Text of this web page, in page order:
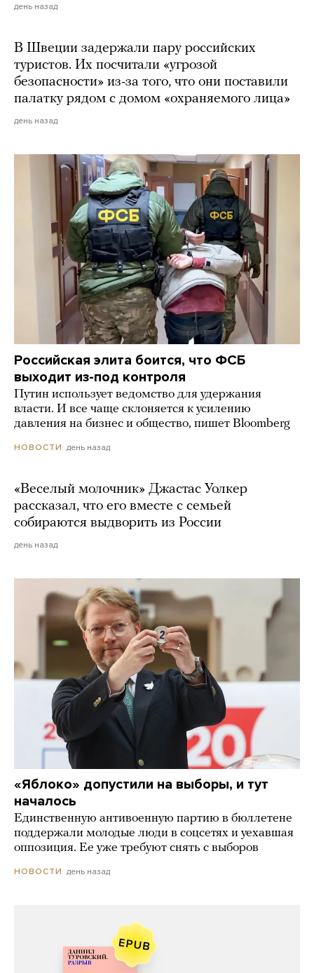
день назад
В Швеции задержали пару российских
туристов. Их посчитали «угрозой
безопасности» из-за того, что они поставили
палатку рядом с домом «охраняемого лица»
день назад
Российская элита боится, что ФСБ
выходит из-под контроля
Путин использует ведомство для удержания
власти. И все чаще склоняется к усилению
давления на бизнес и общество, пишет Bloomberg
НОВОСТИ день назад
«Веселый молочник» Джастас Уолкер
рассказал, что его вместе с семьей
собираются выдворить из России
день назад
«Яблоко» допустили на выборы, и тут
началось
Единственную антивоенную партию в бюллетене
поддержали молодые люди в соцсетях и уехавшая
оппозиция. Ее уже требуют снять с выборов
НОВОСТИ день назад